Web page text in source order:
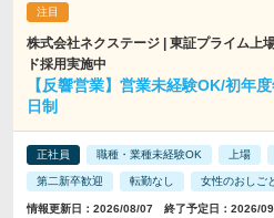
株式会社ネクステージ | 東証プライム上
ド採用実施中
【反響営業】営業未経験OK/初年
日制
正社員 職種・業種未経験OK 上場
第二新卒歓迎 転勤なし 女性のおしご
情報更新日：2026/08/07 終了予定日：2026/